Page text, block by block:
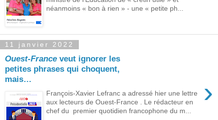
néanmoins « bon à rien » ‑ une « petite ph...
11 janvier 2022
Ouest-France veut ignorer les
petites phrases qui choquent,
mais…
›
François-Xavier Lefranc a adressé hier une lettre
aux lecteurs de Ouest-France . Le rédacteur en
chef du premier quotidien francophone du m...